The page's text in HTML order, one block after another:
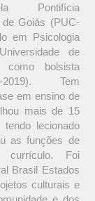
Pontifícia
de Goiás (PUC-
em Psicologia
de
como bolsista
2019). Tem
em ensino de
mais de 15
lecionado
as funções de
currículo. Foi
Brasil Estados
culturais e